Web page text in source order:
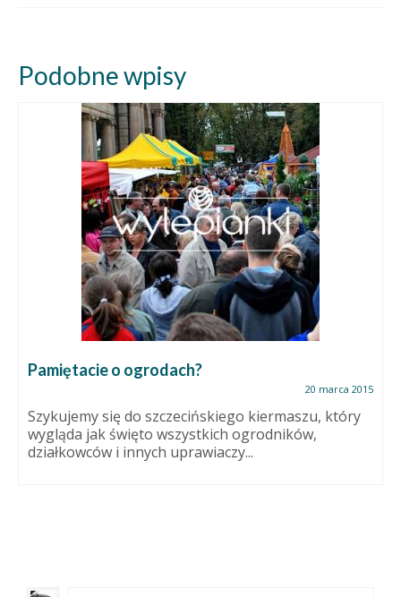
Podobne wpisy
Pamiętacie o ogrodach?
20 marca 2015
Szykujemy się do szczecińskiego kiermaszu, który
wygląda jak święto wszystkich ogrodników,
działkowców i innych uprawiaczy...